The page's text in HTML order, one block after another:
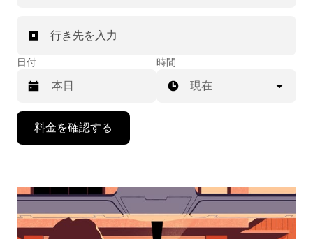
行き先を入力
日付
で
時間
現在
料金を確認する